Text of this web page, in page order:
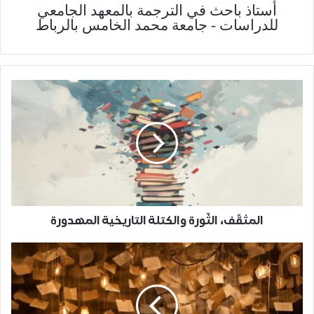
أستاذ باحث في الترجمة بالمعهد الجامعي
للدراسات - جامعة محمد الخامس بالرباط
المثقّف، الثّورة والكتلة التاريخية المهدورة